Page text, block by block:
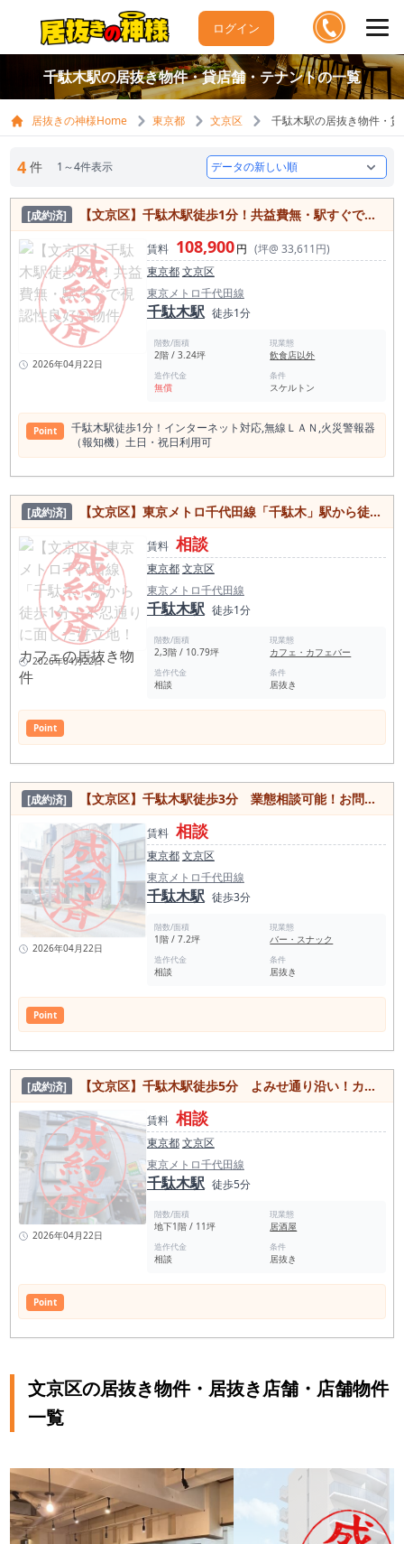
ログイン
千駄木駅の居抜き物件・貸店舗・テナントの一覧
居抜きの神様Home 東京都 文京区 千駄木駅の居抜き物件・
4 件 1～4件表示
[成約済] 【文京区】千駄木駅徒歩1分！共益費無・駅すぐで視認性良好◎物件
2026年04月22日
賃料 108,900円 (坪@ 33,611円)
東京都文京区
東京メトロ千代田線
千駄木駅 徒歩1分
階数/面積
2階 / 3.24坪
現業態
飲食店以外
造作代金
無償
条件
スケルトン
Point
千駄木駅徒歩1分！インターネット対応,無線ＬＡＮ,⽕災警報器
（報知機）⼟⽇・祝⽇利⽤可
[成約済] 【文京区】東京メトロ千代田線「千駄木」駅から徒歩1分！不忍通りに面した好立地！カフェの居抜き物件
2026年04月22日
賃料 相談
東京都文京区
東京メトロ千代田線
千駄木駅 徒歩1分
階数/面積
2,3階 / 10.79坪
現業態
カフェ・カフェバー
造作代金
相談
条件
居抜き
Point
[成約済] 【文京区】千駄木駅徒歩3分 業態相談可能！お問合せ下さい！
2026年04月22日
賃料 相談
東京都文京区
東京メトロ千代田線
千駄木駅 徒歩3分
階数/面積
1階 / 7.2坪
現業態
バー・スナック
造作代金
相談
条件
居抜き
Point
[成約済] 【文京区】千駄木駅徒歩5分 よみせ通り沿い！カラオケ可能な居酒屋居抜き店舗物件
2026年04月22日
賃料 相談
東京都文京区
東京メトロ千代田線
千駄木駅 徒歩5分
階数/面積
地下1階 / 11坪
現業態
居酒屋
造作代金
相談
条件
居抜き
Point
文京区の居抜き物件・居抜き店舗・店舗物件
一覧